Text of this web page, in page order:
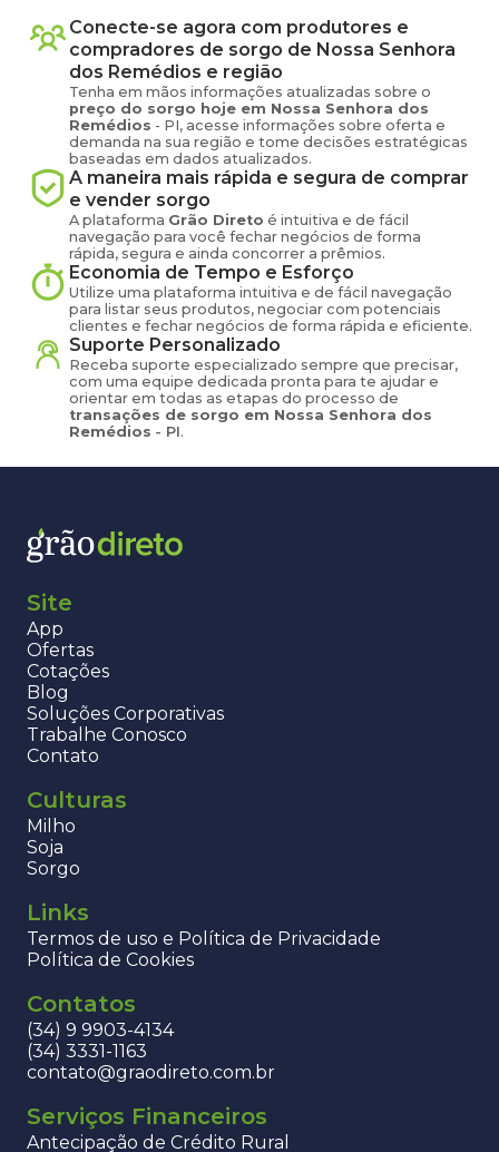
Conecte-se agora com produtores e
compradores de sorgo de Nossa Senhora
dos Remédios e região
Tenha em mãos informações atualizadas sobre o
preço do sorgo hoje em Nossa Senhora dos
Remédios - PI, acesse informações sobre oferta e
demanda na sua região e tome decisões estratégicas
baseadas em dados atualizados.
A maneira mais rápida e segura de comprar
e vender sorgo
A plataforma Grão Direto é intuitiva e de fácil
navegação para você fechar negócios de forma
rápida, segura e ainda concorrer a prêmios.
Economia de Tempo e Esforço
Utilize uma plataforma intuitiva e de fácil navegação
para listar seus produtos, negociar com potenciais
clientes e fechar negócios de forma rápida e eficiente.
Suporte Personalizado
Receba suporte especializado sempre que precisar,
com uma equipe dedicada pronta para te ajudar e
orientar em todas as etapas do processo de
transações de sorgo em Nossa Senhora dos
Remédios - PI.
Site
App
Ofertas
Cotações
Blog
Soluções Corporativas
Trabalhe Conosco
Contato
Culturas
Milho
Soja
Sorgo
Links
Termos de uso e Política de Privacidade
Política de Cookies
Contatos
(34) 9 9903-4134
(34) 3331-1163
contato@graodireto.com.br
Serviços Financeiros
Antecipação de Crédito Rural